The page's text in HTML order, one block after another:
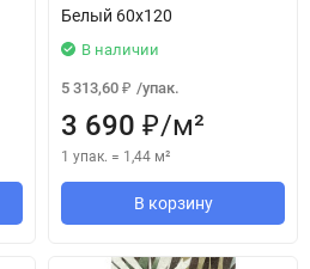
Белый 60x120
В наличии
5 313,60 ₽ /упак.
3 690 ₽/м²
1 упак. = 1,44 м²
В корзину